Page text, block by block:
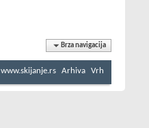
Brza navigacija
www.skijanje.rs Arhiva Vrh